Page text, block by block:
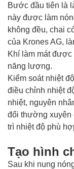
Bước đầu tiên là
này được làm
không đều, chai
của Krones AG,
Khí làm mát
năng lượng.
Kiểm soát nhiệt
điều chỉnh nhiệt
nhiệt, nguyên
đổi thường xuyên
trì nhiệt độ phù
Tạo hình
Sau khi nung